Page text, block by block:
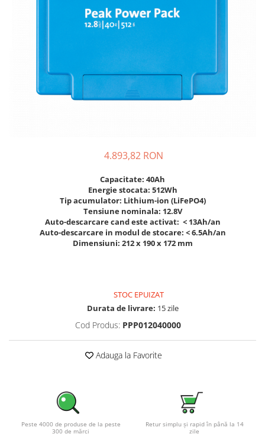
Panouri fotovoltaice si accesorii
Sisteme prindere panouri
Accesorii
Convertoare de tensiune
Sisteme de stocare energie
Sisteme de Stocare Comerciale
Sisteme fotovoltaice complete
Sisteme fotovoltaice de putere
mica (rulota/caravan/case de
Sisteme fotovoltaice profesionale
Statii de incarcare vehicule
Statii de incarcare
4.893,82 RON
Capacitate: 40Ah
Energie stocata: 512Wh
Tip acumulator: Lithium-ion (LiFePO4)
Tensiune nominala: 12.8V
Auto-descarcare cand este activat: < 13Ah/an
Auto-descarcare in modul de stocare: < 6.5Ah/an
Dimensiuni: 212 x 190 x 172 mm
STOC EPUIZAT
Durata de livrare: 15 zile
Cod Produs: PPP012040000
Adauga la Favorite
Peste 4000 de produse de la peste
300 de mărci
Retur simplu și rapid în până la 14
zile